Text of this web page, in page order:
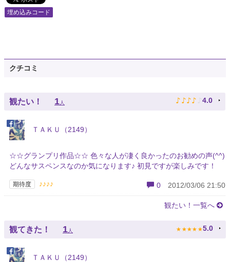
埋め込みコード
クチコミ
観たい！ 1人 ♪ ♪ ♪ ♪ ♪ 4.0
ＴＡＫＵ（2149）
☆☆グランプリ作品☆☆ 色々な人が凄く良かったのお勧めの声(^^)
どんなサスペンスなのか気になります♪ 初見ですが楽しみです！
期待度 ♪♪♪♪ 0 2012/03/06 21:50
観たい！一覧へ
観てきた！ 1 人 ★ ★ ★ ★ ★ 5.0
ＴＡＫＵ（2149）